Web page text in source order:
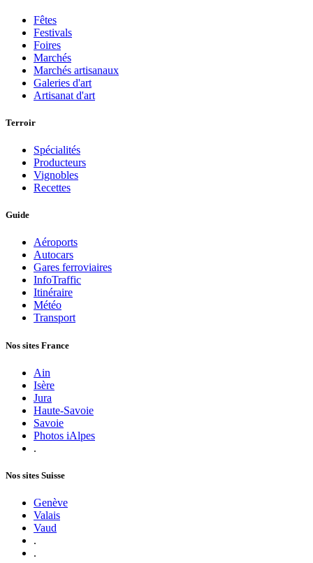
Fêtes
Festivals
Foires
Marchés
Marchés artisanaux
Galeries d'art
Artisanat d'art
Terroir
Spécialités
Producteurs
Vignobles
Recettes
Guide
Aéroports
Autocars
Gares ferroviaires
InfoTraffic
Itinéraire
Météo
Transport
Nos sites France
Ain
Isère
Jura
Haute-Savoie
Savoie
Photos iAlpes
.
Nos sites Suisse
Genève
Valais
Vaud
.
.